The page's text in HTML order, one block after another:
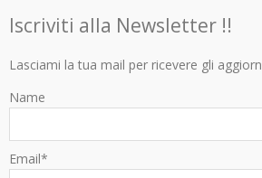
Iscriviti alla Newsletter !!
Lasciami la tua mail per ricevere gli
Name
Email*